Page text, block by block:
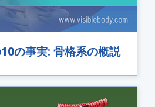
の事実: 骨格系の概説